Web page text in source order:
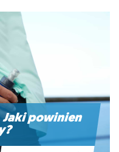
Jaki powinien